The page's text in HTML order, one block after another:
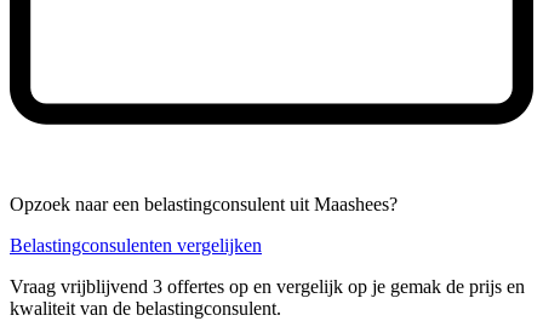
Opzoek naar een belastingconsulent uit Maashees?
Belastingconsulenten vergelijken
Vraag vrijblijvend 3 offertes op en vergelijk op je gemak de prijs en
kwaliteit van de belastingconsulent.